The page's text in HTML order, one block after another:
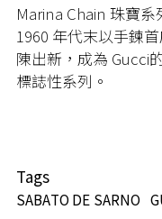
Marina Chain 珠寶
1960 年代末以手鍊
陳出新，成為 Gucci
標誌性系列。
Tags
SABATO DE SARNO